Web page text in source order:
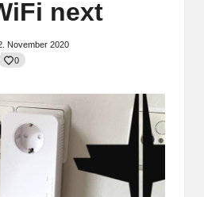
next
November 2020
0